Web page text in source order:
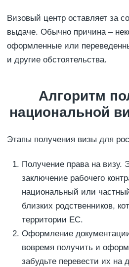
Визовый центр оставляет за
выдаче. Обычно причина –
оформленные или
и другие обстоятельства.
Алгоритм
национальной
Этапы получения визы для
Получение права на визу.
заключение рабочего
национальный или
близких родственников,
территории ЕС.
Оформление
вовремя получить и
забудьте перевести их на